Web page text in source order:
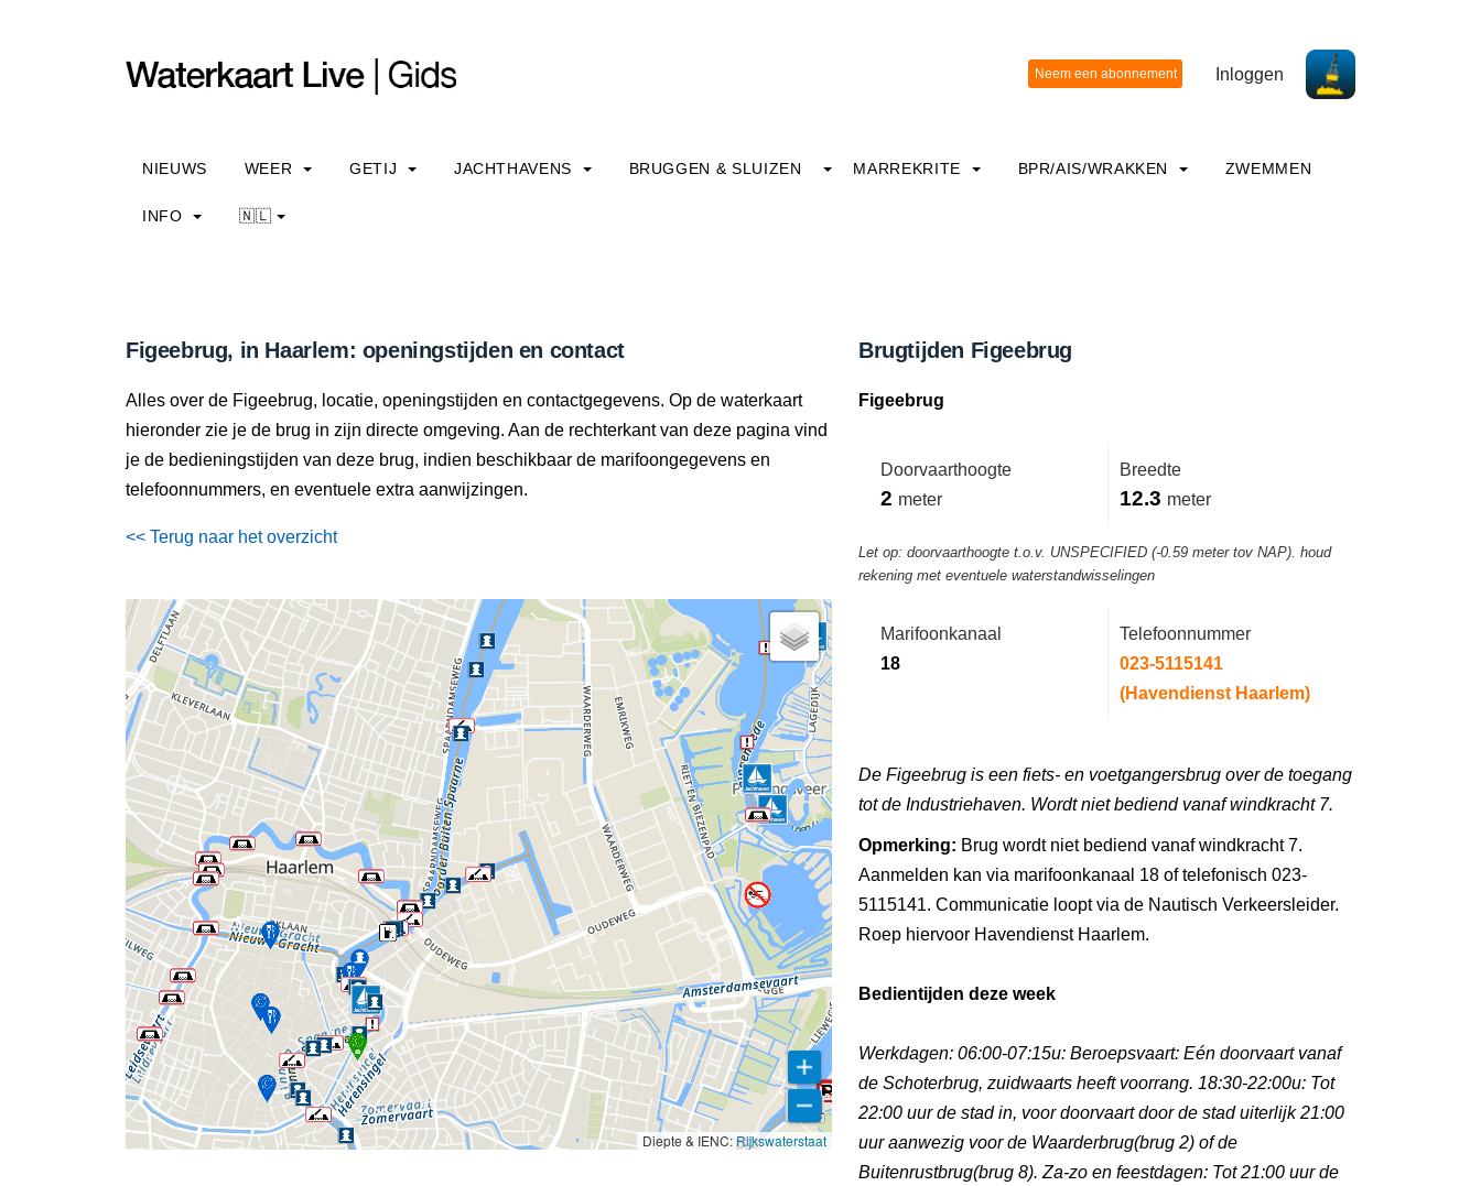
Inloggen
NIEUWS WEER GETIJ JACHTHAVENS BRUGGEN & SLUIZEN MARREKRITE BPR/AIS/WRAKKEN ZWEMMEN
INFO 🇳🇱
Figeebrug, in Haarlem: openingstijden en contact
Alles over de Figeebrug, locatie, openingstijden en contactgegevens. Op de waterkaart
hieronder zie je de brug in zijn directe omgeving. Aan de rechterkant van deze pagina vind
je de bedieningstijden van deze brug, indien beschikbaar de marifoongegevens en
telefoonnummers, en eventuele extra aanwijzingen.
<< Terug naar het overzicht
Diepte & IENC:Rijkswaterstaat
Brugtijden Figeebrug
Figeebrug
Doorvaarthoogte
2 meter
Breedte
12.3 meter
Let op: doorvaarthoogte t.o.v. UNSPECIFIED (-0.59 meter tov NAP). houd
rekening met eventuele waterstandwisselingen
Marifoonkanaal
18
Telefoonnummer
023-5115141
(Havendienst Haarlem)
De Figeebrug is een fiets- en voetgangersbrug over de toegang
tot de Industriehaven. Wordt niet bediend vanaf windkracht 7.
Opmerking: Brug wordt niet bediend vanaf windkracht 7.
Aanmelden kan via marifoonkanaal 18 of telefonisch 023-
5115141. Communicatie loopt via de Nautisch Verkeersleider.
Roep hiervoor Havendienst Haarlem.
Bedientijden deze week
Werkdagen: 06:00-07:15u: Beroepsvaart: Eén doorvaart vanaf
de Schoterbrug, zuidwaarts heeft voorrang. 18:30-22:00u: Tot
22:00 uur de stad in, voor doorvaart door de stad uiterlijk 21:00
uur aanwezig voor de Waarderbrug(brug 2) of de
Buitenrustbrug(brug 8). Za-zo en feestdagen: Tot 21:00 uur de